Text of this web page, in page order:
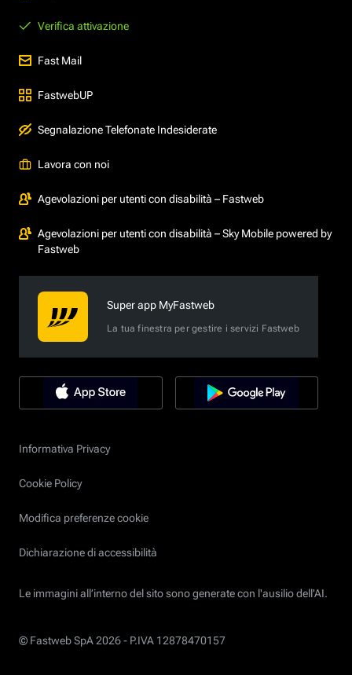
Verifica attivazione
Fast Mail
FastwebUP
Segnalazione Telefonate Indesiderate
Lavora con noi
Agevolazioni per utenti con disabilità – Fastweb
Agevolazioni per utenti con disabilità – Sky Mobile powered by
Fastweb
Super app MyFastweb
La tua finestra per gestire i servizi Fastweb
Informativa Privacy
Cookie Policy
Modifica preferenze cookie
Dichiarazione di accessibilità
Le immagini all’interno del sito sono generate con l'ausilio dell'AI.
© Fastweb SpA 2026 - P.IVA 12878470157